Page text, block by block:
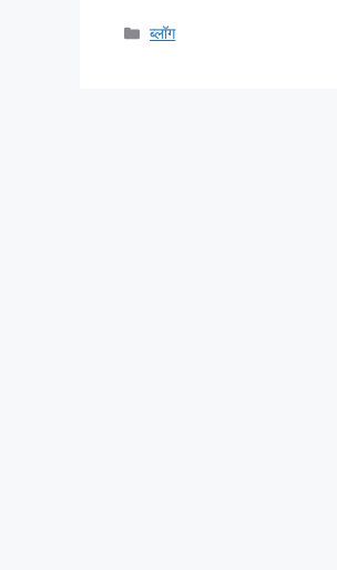
Categories
ब्लॉग